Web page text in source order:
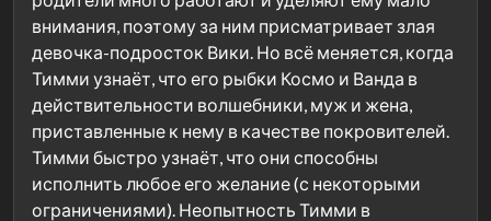
внимания, поэтому за ним присматривает злая
девочка-подросток Вики. Но всё меняется, когда
Тимми узнаёт, что его рыбки Космо и Ванда в
действительности волшебники, муж и жена,
приставленные к нему в качестве покровителей.
Тимми быстро узнаёт, что они способны
исполнить любое его желание (с некоторыми
ограничениями). Неопытность Тимми в